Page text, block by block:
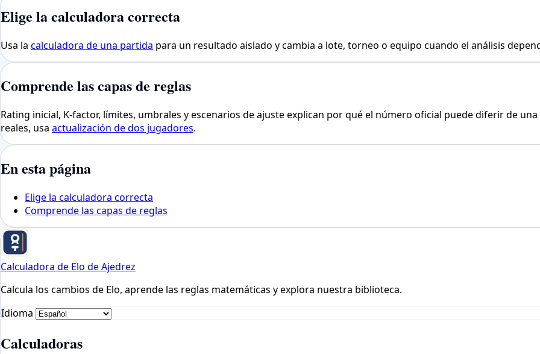
Elige la calculadora correcta
Usa la calculadora de una partida para un resultado aislado y cambia a lote, torneo o equipo cuando el análisis
Comprende las capas de reglas
Rating inicial, K-factor, límites, umbrales y escenarios de ajuste explican por qué el número oficial puede diferir de
reales, usa actualización de dos jugadores.
En esta página
Elige la calculadora correcta
Comprende las capas de reglas
Calculadora de Elo de Ajedrez
Calcula los cambios de Elo, aprende las reglas matemáticas y explora nuestra biblioteca.
Idioma
Calculadoras